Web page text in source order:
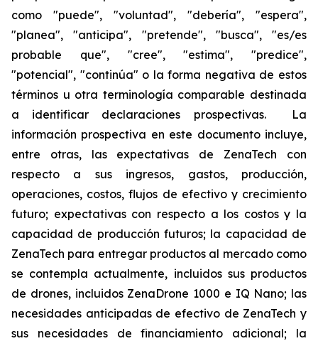
como "puede", "voluntad", "debería", "espera",
"planea", "anticipa", "pretende", "busca", "es/es
probable que", "cree", "estima", "predice",
"potencial", "continúa" o la forma negativa de estos
términos u otra terminología comparable destinada
a identificar declaraciones prospectivas. La
información prospectiva en este documento incluye,
entre otras, las expectativas de ZenaTech con
respecto a sus ingresos, gastos, producción,
operaciones, costos, flujos de efectivo y crecimiento
futuro; expectativas con respecto a los costos y la
capacidad de producción futuros; la capacidad de
ZenaTech para entregar productos al mercado como
se contempla actualmente, incluidos sus productos
de drones, incluidos ZenaDrone 1000 e IQ Nano; las
necesidades anticipadas de efectivo de ZenaTech y
sus necesidades de financiamiento adicional; la